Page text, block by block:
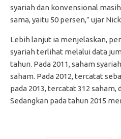
syariah dan konvensional
sama, yaitu 50 persen,” ujar
Lebih lanjut ia menjelaskan,
syariah terlihat melalui data
tahun. Pada 2011, saham
saham. Pada 2012, tercatat
pada 2013, tercatat 312 saham,
Sedangkan pada tahun 2015